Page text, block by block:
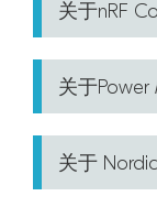
关于nRF
关于Power
关于